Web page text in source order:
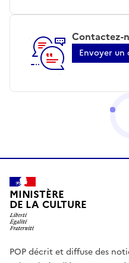
Contactez-
Envoyer un
MINISTÈRE
DE LA CULTURE
POP décrit et diffuse des